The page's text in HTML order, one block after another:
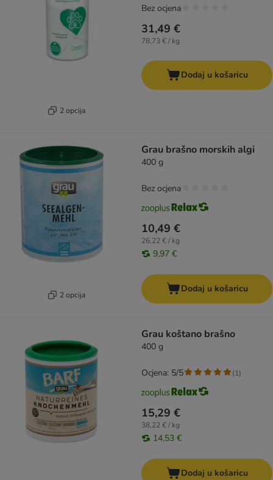
2 opcija
31,49 €
78,73 € / kg
Bez ocjena
Dodaj u košaricu
2 opcija
Grau brašno morskih algi
400 g
10,49 €
26,22 € / kg
9,97 €
Bez ocjena
Dodaj u košaricu
Grau koštano brašno
400 g
15,29 €
38,22 € / kg
14,53 €
Ocjena: 5/5 (1)
Dodaj u košaricu